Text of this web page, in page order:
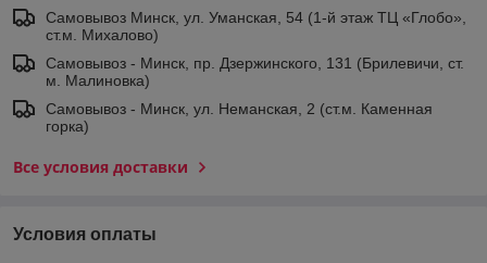
Самовывоз Минск, ул. Уманская, 54 (1-й этаж ТЦ «Глобо»,
ст.м. Михалово)
Самовывоз - Минск, пр. Дзержинского, 131 (Брилевичи, ст.
м. Малиновка)
Самовывоз - Минск, ул. Неманская, 2 (ст.м. Каменная
горка)
Все условия доставки
Условия оплаты